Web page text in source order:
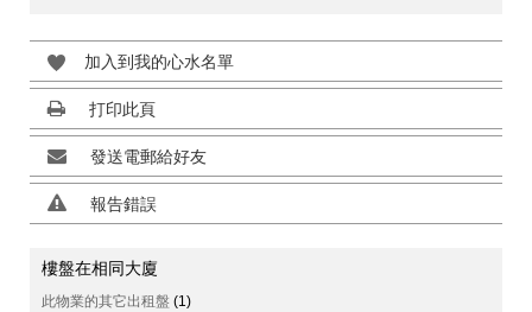
加入到我的心水名單
打印此頁
發送電郵給好友
報告錯誤
樓盤在相同大廈
此物業的其它出租盤 (1)